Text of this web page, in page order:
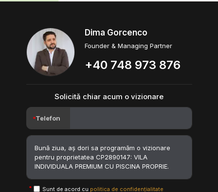
Dima Gorcenco
Founder & Managing Partner
+40 748 973 876
Solicită chiar acum o vizionare
Telefon
Sunt de acord cu politica de confidențialitate